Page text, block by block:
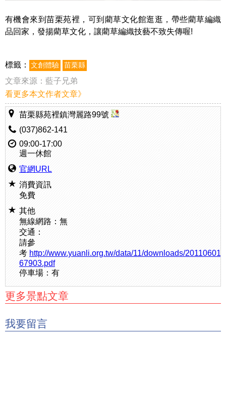
有機會來到苗栗苑裡，可到藺草文化館逛逛，帶些藺草編織
品回家，發揚藺草文化，讓藺草編織技藝不致失傳喔!
標籤： 文創體驗 苗栗縣
文章來源： 藍子兄弟
看更多本文作者文章》
苗栗縣苑裡鎮灣麗路99號
(037)862-141
09:00-17:00
週一休館
官網URL
消費資訊
免費
其他
無線網路：無
交通：
請參
考 http://www.yuanli.org.tw/data/11/downloads/
67903.pdf
停車場：有
更多景點文章
我要留言